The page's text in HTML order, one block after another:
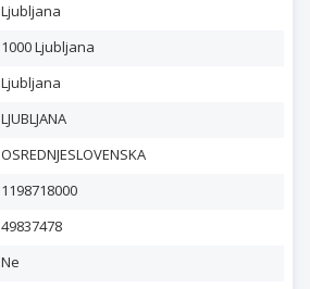
Ljubljana
1000 Ljubljana
Ljubljana
LJUBLJANA
OSREDNJESLOVENSKA
1198718000
49837478
Ne